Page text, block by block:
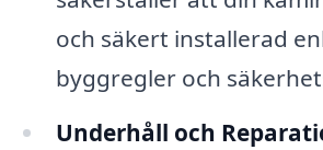
och säkert installerad
byggregler och
Underhåll och